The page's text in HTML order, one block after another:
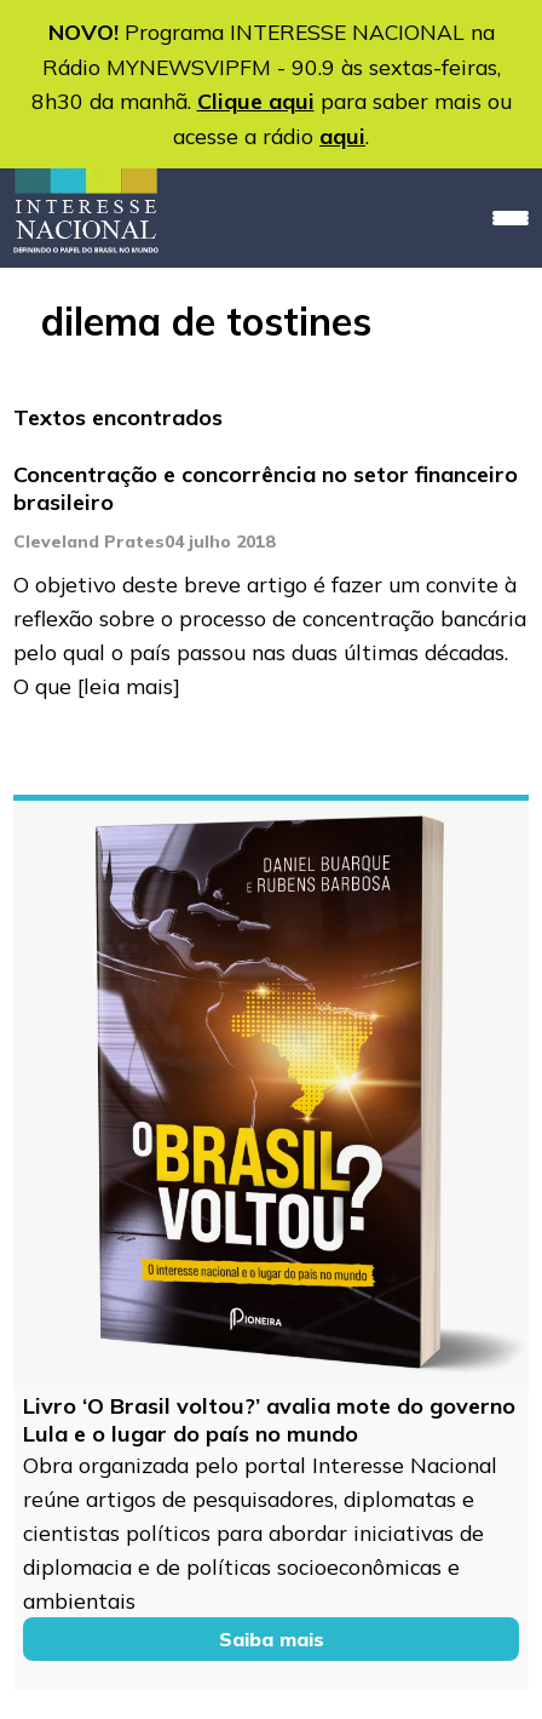
NOVO!Programa INTERESSE NACIONAL na
Rádio MYNEWSVIPFM - 90.9 às sextas-feiras,
8h30 da manhã. Clique aqui para saber mais ou
acesse a rádio aqui.
dilema de tostines
Textos encontrados
Concentração e concorrência no setor financeiro
brasileiro
Cleveland Prates04 julho 2018
O objetivo deste breve artigo é fazer um convite à
reflexão sobre o processo de concentração bancária
pelo qual o país passou nas duas últimas décadas.
O que [leia mais]
Livro ‘O Brasil voltou?’ avalia mote do governo
Lula e o lugar do país no mundo
Obra organizada pelo portal Interesse Nacional
reúne artigos de pesquisadores, diplomatas e
cientistas políticos para abordar iniciativas de
diplomacia e de políticas socioeconômicas e
ambientais
Saiba mais